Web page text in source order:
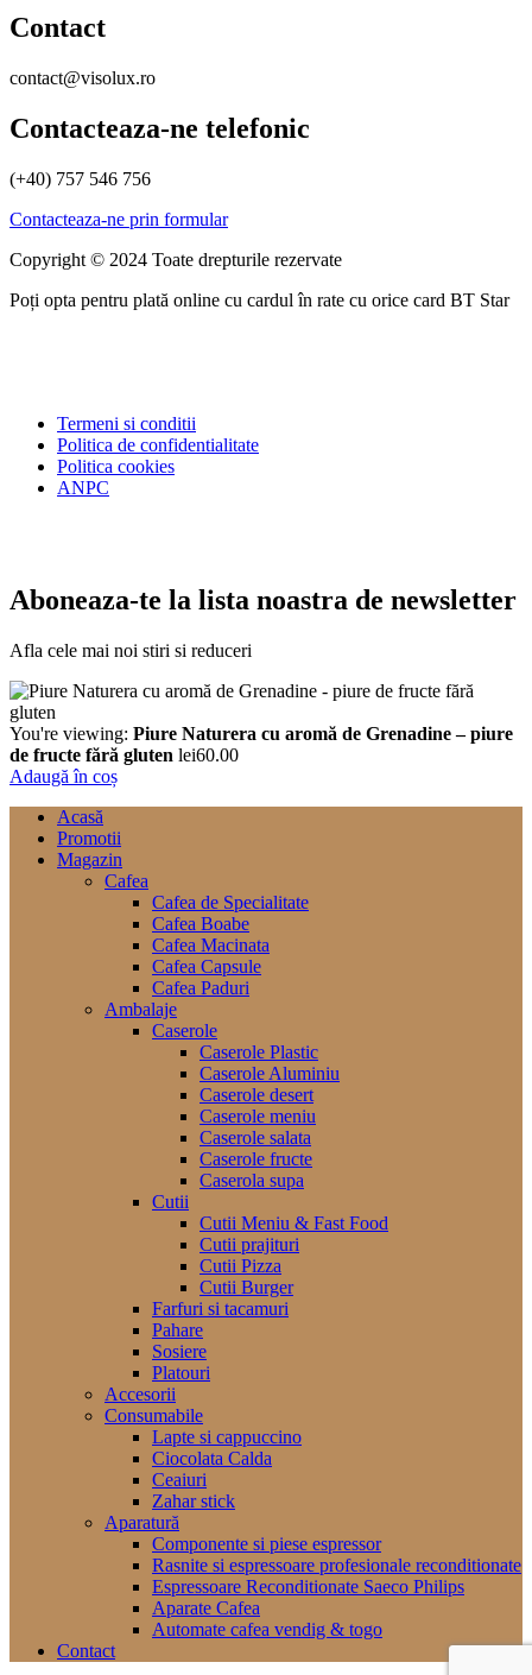
Contact
contact@visolux.ro
Contacteaza-ne telefonic
(+40) 757 546 756
Contacteaza-ne prin formular
Copyright © 2024 Toate drepturile rezervate
Poți opta pentru plată online cu cardul în rate cu orice card BT Star
Termeni si conditii
Politica de confidentialitate
Politica cookies
ANPC
Aboneaza-te la lista noastra de newsletter
Afla cele mai noi stiri si reduceri
You're viewing: Piure Naturera cu aromă de Grenadine – piure
de fructe fără gluten lei60.00
Adaugă în coș
Acasă
Promotii
Magazin
Cafea
Cafea de Specialitate
Cafea Boabe
Cafea Macinata
Cafea Capsule
Cafea Paduri
Ambalaje
Caserole
Caserole Plastic
Caserole Aluminiu
Caserole desert
Caserole meniu
Caserole salata
Caserole fructe
Caserola supa
Cutii
Cutii Meniu & Fast Food
Cutii prajituri
Cutii Pizza
Cutii Burger
Farfuri si tacamuri
Pahare
Sosiere
Platouri
Accesorii
Consumabile
Lapte si cappuccino
Ciocolata Calda
Ceaiuri
Zahar stick
Aparatură
Componente si piese espressor
Rasnite si espressoare profesionale reconditionate
Espressoare Reconditionate Saeco Philips
Aparate Cafea
Automate cafea vendig & togo
Contact